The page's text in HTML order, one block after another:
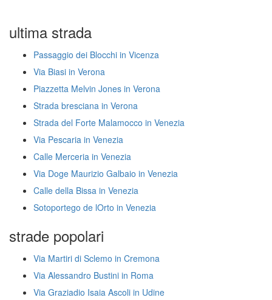
ultima strada
Passaggio dei Blocchi in Vicenza
Via Biasi in Verona
Piazzetta Melvin Jones in Verona
Strada bresciana in Verona
Strada del Forte Malamocco in Venezia
Via Pescaria in Venezia
Calle Merceria in Venezia
Via Doge Maurizio Galbaio in Venezia
Calle della Bissa in Venezia
Sotoportego de lOrto in Venezia
strade popolari
Via Martiri di Sclemo in Cremona
Via Alessandro Bustini in Roma
Via Graziadio Isaia Ascoli in Udine